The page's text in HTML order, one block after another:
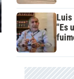
Luis
"Es